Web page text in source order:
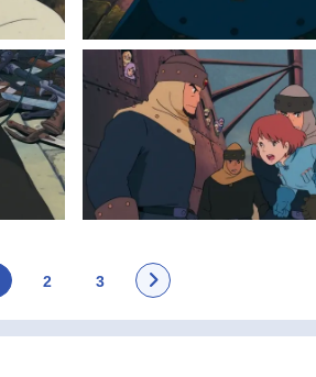
2 3
♪ in アニメイトタイムズ